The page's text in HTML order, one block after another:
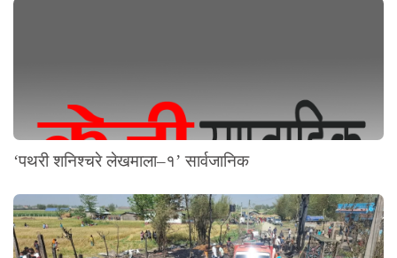
‘पथरी शनिश्चरे लेखमाला–१’ सार्वजानिक